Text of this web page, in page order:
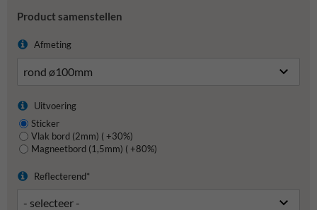
Product samenstellen
Afmeting
Uitvoering
Sticker
Vlak bord (2mm) ( +30%)
Magneetbord (1,5mm) ( +80%)
Reflecterend*